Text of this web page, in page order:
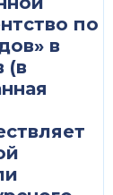
по
в
(в